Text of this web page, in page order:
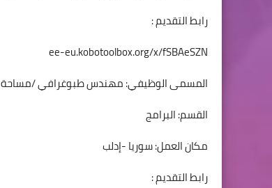
رابط التقديم :
ee-eu.kobotoolbox.org/x/fSBAeSZN
المسمى الوظيفي: مهندس طبوغرافي /مساحة
القسم: البرامج
مكان العمل: سوريا -إدلب
رابط التقديم :